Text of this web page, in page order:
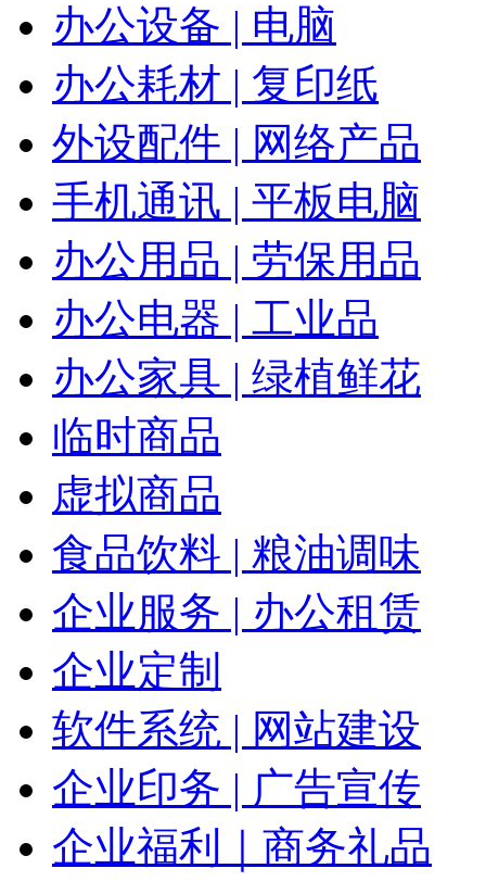
办公设备 | 电脑
办公耗材 | 复印纸
外设配件 | 网络产品
手机通讯 | 平板电脑
办公用品 | 劳保用品
办公电器 | 工业品
办公家具 | 绿植鲜花
临时商品
虚拟商品
食品饮料 | 粮油调味
企业服务 | 办公租赁
企业定制
软件系统 | 网站建设
企业印务 | 广告宣传
企业福利｜商务礼品